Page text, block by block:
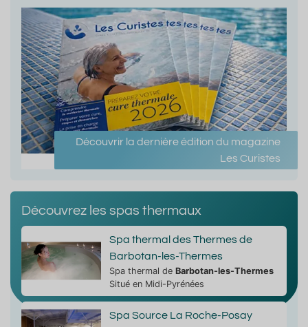
Découvrir la dernière édition du magazine
Les Curistes
Découvrez les spas thermaux
Spa thermal des Thermes de
Barbotan-les-Thermes
Spa thermal de Barbotan-les-Thermes
Situé en Midi-Pyrénées
Spa Source La Roche-Posay